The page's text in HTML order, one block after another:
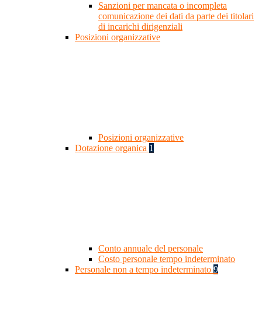
Sanzioni per mancata o incompleta
comunicazione dei dati da parte dei titolari
di incarichi dirigenziali
Posizioni organizzative
Posizioni organizzative
Dotazione organica 1
Conto annuale del personale
Costo personale tempo indeterminato
Personale non a tempo indeterminato 9